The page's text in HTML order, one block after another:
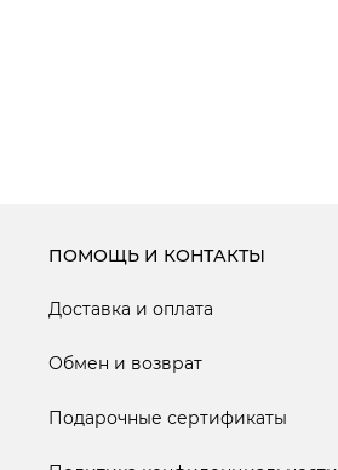
ПОМОЩЬ И КОНТАКТЫ
Доставка и оплата
Обмен и возврат
Подарочные сертификаты